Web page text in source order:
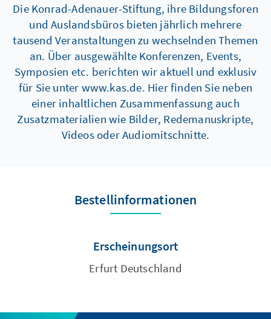
Die Konrad-Adenauer-Stiftung, ihre Bildungsforen
und Auslandsbüros bieten jährlich mehrere
tausend Veranstaltungen zu wechselnden Themen
an. Über ausgewählte Konferenzen, Events,
Symposien etc. berichten wir aktuell und exklusiv
für Sie unter www.kas.de. Hier finden Sie neben
einer inhaltlichen Zusammenfassung auch
Zusatzmaterialien wie Bilder, Redemanuskripte,
Videos oder Audiomitschnitte.
Bestellinformationen
Erscheinungsort
Erfurt Deutschland